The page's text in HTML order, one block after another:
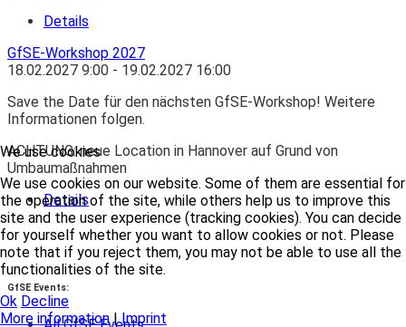
Details
GfSE-Workshop 2027
18.02.2027 9:00 - 19.02.2027 16:00
Save the Date für den nächsten GfSE-Workshop! Weitere
Informationen folgen.
ACHTUNG: neue Location in Hannover auf Grund von
Umbaumaßnahmen
Details
GfSE Events:
We use cookies
We use cookies on our website. Some of them are essential for
the operation of the site, while others help us to improve this
site and the user experience (tracking cookies). You can decide
for yourself whether you want to allow cookies or not. Please
note that if you reject them, you may not be able to use all the
functionalities of the site.
Ok Decline
More information|Imprint